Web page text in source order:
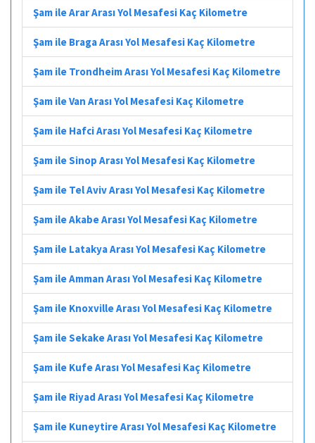
Şam ile Arar Arası Yol Mesafesi Kaç Kilometre
Şam ile Braga Arası Yol Mesafesi Kaç Kilometre
Şam ile Trondheim Arası Yol Mesafesi Kaç Kilometre
Şam ile Van Arası Yol Mesafesi Kaç Kilometre
Şam ile Hafci Arası Yol Mesafesi Kaç Kilometre
Şam ile Sinop Arası Yol Mesafesi Kaç Kilometre
Şam ile Tel Aviv Arası Yol Mesafesi Kaç Kilometre
Şam ile Akabe Arası Yol Mesafesi Kaç Kilometre
Şam ile Latakya Arası Yol Mesafesi Kaç Kilometre
Şam ile Amman Arası Yol Mesafesi Kaç Kilometre
Şam ile Knoxville Arası Yol Mesafesi Kaç Kilometre
Şam ile Sekake Arası Yol Mesafesi Kaç Kilometre
Şam ile Kufe Arası Yol Mesafesi Kaç Kilometre
Şam ile Riyad Arası Yol Mesafesi Kaç Kilometre
Şam ile Kuneytire Arası Yol Mesafesi Kaç Kilometre